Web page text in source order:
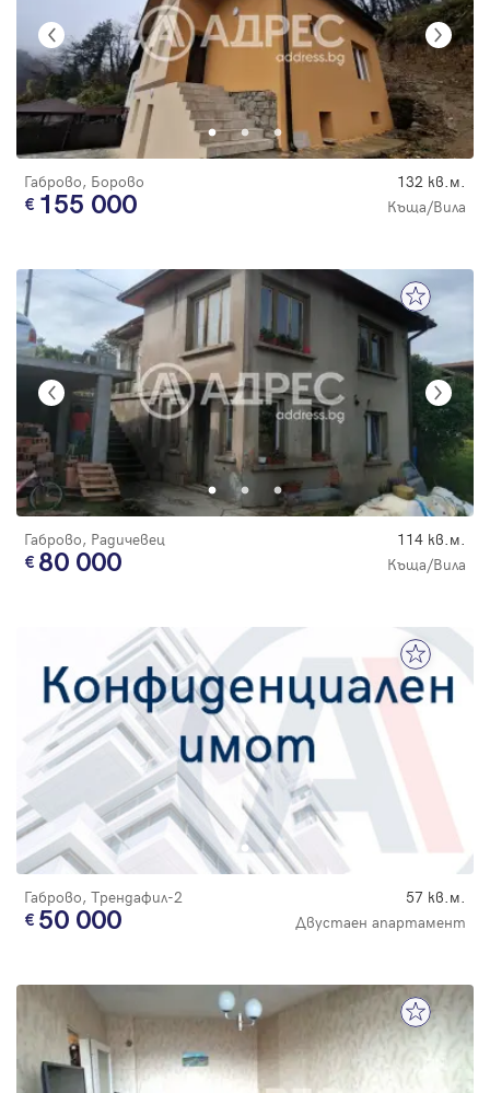
Габрово, Борово 132 кв.м.
155 000 Къща/Вила
Габрово, Радичевец 114 кв.м.
80 000 Къща/Вила
Габрово, Трендафил-2 57 кв.м.
50 000 Двустаен апартамент